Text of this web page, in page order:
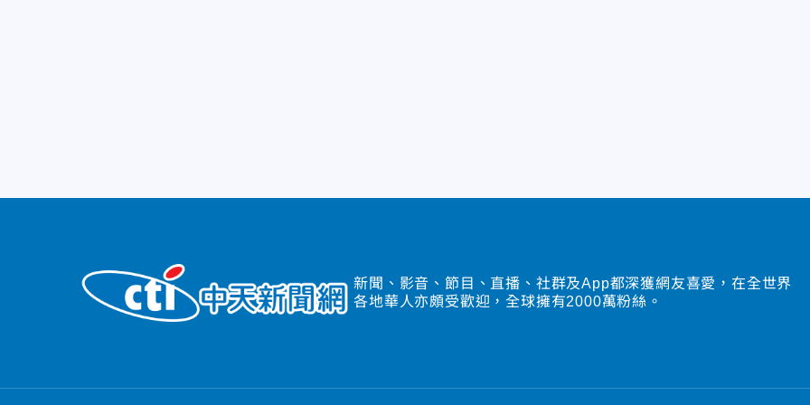
新聞、影音、節目、直播、社群及App都深獲網友喜愛，在全世界
各地華人亦頗受歡迎，全球擁有2000萬粉絲。